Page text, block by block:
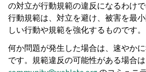
の対立が行動規範の違反になるわけ
行動規範は、対立を避け、被害を最
しい行動や規範を強化するものです。
何か問題が発生した場合は、速やか
です。規範違反の可能性がある場合は